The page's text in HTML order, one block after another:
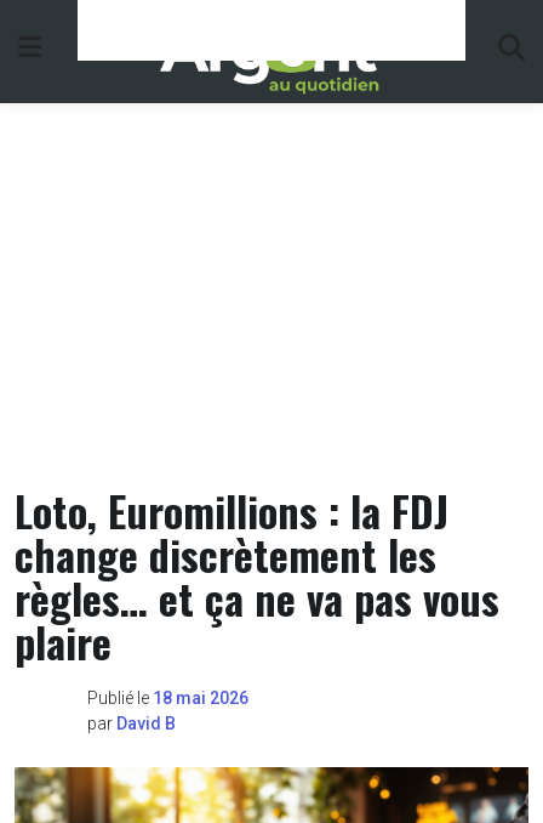
Loto, Euromillions : la FDJ
change discrètement les
règles… et ça ne va pas vous
plaire
Publié le 18 mai 2026
par David B